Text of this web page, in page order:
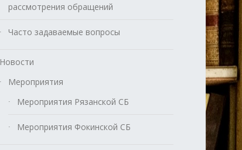
рассмотрения обращений
Часто задаваемые вопросы
Новости
Мероприятия
Мероприятия Рязанской СБ
Мероприятия Фокинской СБ